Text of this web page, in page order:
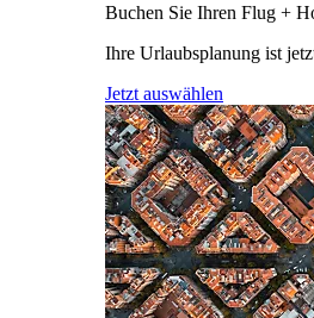
Buchen Sie Ihren Flug +
Ihre Urlaubsplanung ist
Jetzt auswählen